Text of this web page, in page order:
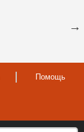
Помощь